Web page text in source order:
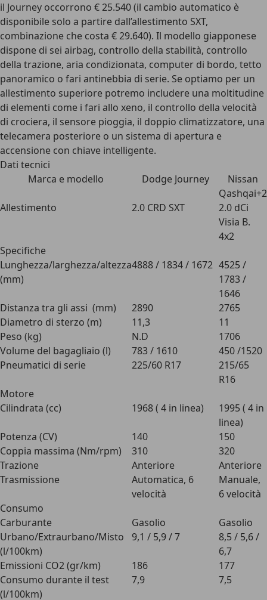
il Journey occorrono € 25.540 (il cambio automatico è
disponibile solo a partire dall’allestimento SXT,
combinazione che costa € 29.640). Il modello giapponese
dispone di sei airbag, controllo della stabilità, controllo
della trazione, aria condizionata, computer di bordo, tetto
panoramico o fari antinebbia di serie. Se optiamo per un
allestimento superiore potremo includere una moltitudine
di elementi come i fari allo xeno, il controllo della velocità
di crociera, il sensore pioggia, il doppio climatizzatore, una
telecamera posteriore o un sistema di apertura e
accensione con chiave intelligente.
Dati tecnici
Marca e modello
Dodge Journey
Nissan
Qashqai+2
Allestimento
2.0 CRD SXT
2.0 dCi
Visia B.
4x2
Specifiche
Lunghezza/larghezza/altezza
(mm)
4888 / 1834 / 1672 4525 /
1783 /
1646
Distanza tra gli assi (mm)
2890
2765
Diametro di sterzo (m)
11,3
11
Peso (kg)
N.D
1706
Volume del bagagliaio (l)
783 / 1610
450 /1520
Pneumatici di serie
225/60 R17
215/65
R16
Motore
Cilindrata (cc)
1968 ( 4 in linea)
1995 ( 4 in
linea)
Potenza (CV)
140
150
Coppia massima (Nm/rpm)
310
320
Trazione
Anteriore
Anteriore
Trasmissione
Automatica, 6
velocità
Manuale,
6 velocità
Consumo
Carburante
Gasolio
Gasolio
Urbano/Extraurbano/Misto
(l/100km)
9,1 / 5,9 / 7
8,5 / 5,6 /
6,7
Emissioni CO2 (gr/km)
186
177
Consumo durante il test
(l/100km)
7,9 7,5